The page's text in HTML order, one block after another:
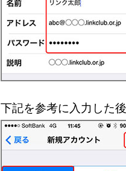
下記を参考に入力した